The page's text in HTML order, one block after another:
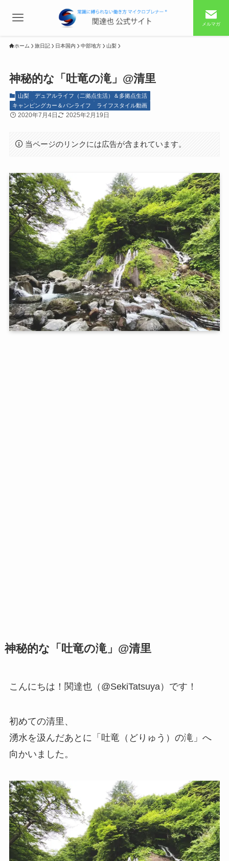
メルマガ
ホーム 旅日記 日本国内 中部地方 山梨
神秘的な「吐竜の滝」@清里
山梨
デュアルライフ（二拠点生活）＆多拠点生活
キャンピングカー＆バンライフ
ライフスタイル動画
2020年7月4日 2025年2月19日
当ページのリンクには広告が含まれています。
神秘的な「吐竜の滝」@清里
こんにちは！関達也（@SekiTatsuya）です！
初めての清里、
湧水を汲んだあとに「吐竜（どりゅう）の滝」へ
向かいました。